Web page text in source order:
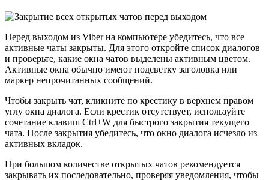
Перед выходом из Viber на компьютере убедитесь, что все
активные чаты закрыты. Для этого откройте список диалогов
и проверьте, какие окна чатов выделены активным цветом.
Активные окна обычно имеют подсветку заголовка или
маркер непрочитанных сообщений.
Чтобы закрыть чат, кликните по крестику в верхнем правом
углу окна диалога. Если крестик отсутствует, используйте
сочетание клавиш Ctrl+W для быстрого закрытия текущего
чата. После закрытия убедитесь, что окно диалога исчезло из
активных вкладок.
При большом количестве открытых чатов рекомендуется
закрывать их последовательно, проверяя уведомления, чтобы